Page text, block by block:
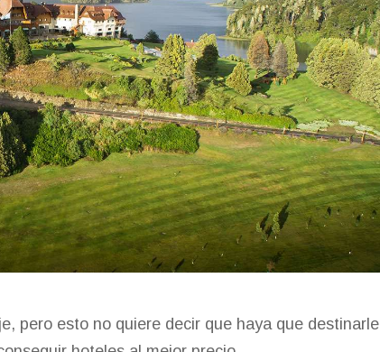
pero esto no quiere decir que haya que destinarle